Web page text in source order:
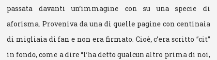
passata davanti un’immagine con su una specie di
aforisma. Proveniva da una di quelle pagine con centinaia
di migliaia di fan e non era firmato. Cioè, c’era scritto “cit”
in fondo, come a dire “l’ha detto qualcun altro prima di noi,